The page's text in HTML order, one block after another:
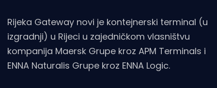
Rijeka Gateway novi je kontejnerski terminal (u
izgradnji) u Rijeci u zajedničkom vlasništvu
kompanija Maersk Grupe kroz APM Terminals i
ENNA Naturalis Grupe kroz ENNA Logic.